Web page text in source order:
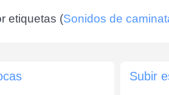
etiquetas (Sonidos de
Subir